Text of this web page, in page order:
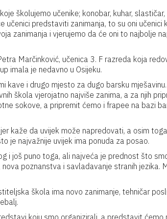
školujemo učenike; konobar, kuhar,
učenici predstaviti zanimanja, to su oni učenici
zanimanja i vjerujemo da će oni to najbolje
Marčinković, učenica 3. F razreda koja
imala je nedavno u Osijeku.
kave i drugo mjesto za dugo barsku
škola vjerojatno najviše zanima, a za njih
sokove, a pripremit ćemo i frapee na bazi
kaže da uvijek može napredovati, a osim
je najvažnije uvijek ima ponuda za posao.
i još puno toga, ali najveća je prednost što
poznanstva i savladavanje stranih jezika.
škola ima novo zanimanje, tehničar
koju smo organizirali, a predstavit ćemo